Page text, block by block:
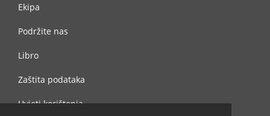
Ekipa
Podržite nas
Libro
Zaštita podataka
Uvjeti korištenja